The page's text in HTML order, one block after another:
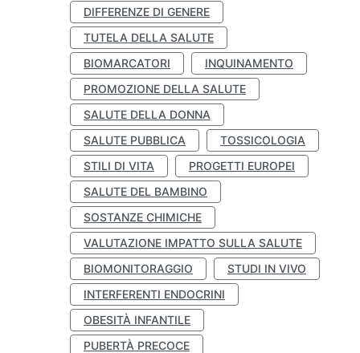
DIFFERENZE DI GENERE
TUTELA DELLA SALUTE
BIOMARCATORI
INQUINAMENTO
PROMOZIONE DELLA SALUTE
SALUTE DELLA DONNA
SALUTE PUBBLICA
TOSSICOLOGIA
STILI DI VITA
PROGETTI EUROPEI
SALUTE DEL BAMBINO
SOSTANZE CHIMICHE
VALUTAZIONE IMPATTO SULLA SALUTE
BIOMONITORAGGIO
STUDI IN VIVO
INTERFERENTI ENDOCRINI
OBESITÀ INFANTILE
PUBERTÀ PRECOCE